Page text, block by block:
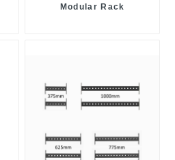
Modular Rack